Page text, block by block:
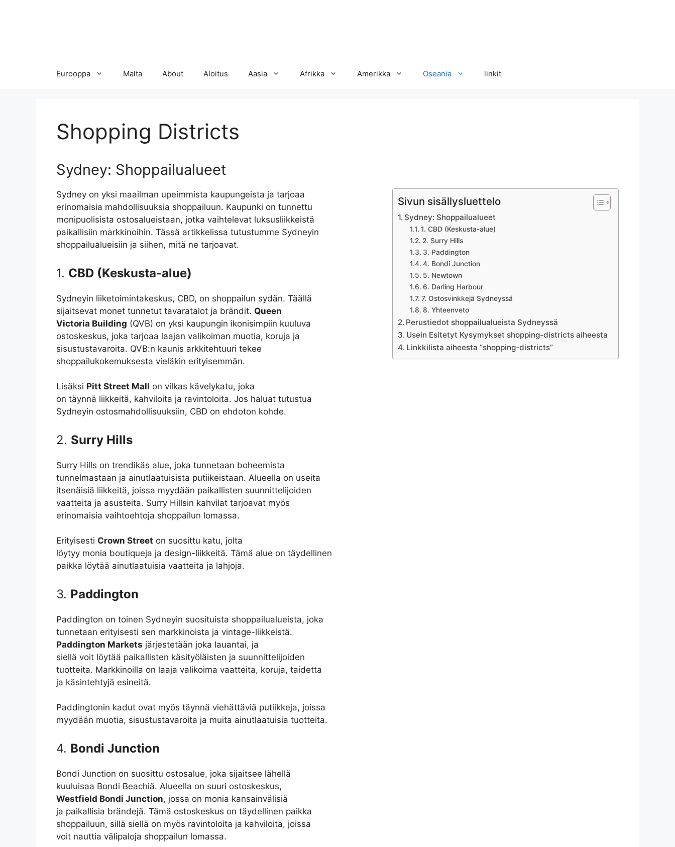
Eurooppa Malta About Aloitus Aasia Afrikka Amerikka Oseania linkit
Shopping Districts
Sydney: Shoppailualueet
Sivun sisällysluettelo
Sydney: Shoppailualueet
1. CBD (Keskusta-alue)
2. Surry Hills
3. Paddington
4. Bondi Junction
5. Newtown
6. Darling Harbour
7. Ostosvinkkejä Sydneyssä
8. Yhteenveto
Perustiedot shoppailualueista Sydneyssä
Usein Esitetyt Kysymykset shopping-districts aiheesta
Linkkilista aiheesta “shopping-districts”
Sydney on yksi maailman upeimmista kaupungeista ja tarjoaa
erinomaisia mahdollisuuksia shoppailuun. Kaupunki on tunnettu
monipuolisista ostosalueistaan, jotka vaihtelevat luksusliikkeistä
paikallisiin markkinoihin. Tässä artikkelissa tutustumme Sydneyin
shoppailualueisiin ja siihen, mitä ne tarjoavat.
1. CBD (Keskusta-alue)
Sydneyin liiketoimintakeskus, CBD, on shoppailun sydän. Täällä
sijaitsevat monet tunnetut tavaratalot ja brändit. Queen
Victoria Building (QVB) on yksi kaupungin ikonisimpiin kuuluva
ostoskeskus, joka tarjoaa laajan valikoiman muotia, koruja ja
sisustustavaroita. QVB:n kaunis arkkitehtuuri tekee
shoppailukokemuksesta vieläkin erityisemmän.
Lisäksi Pitt Street Mall on vilkas kävelykatu, joka
on täynnä liikkeitä, kahviloita ja ravintoloita. Jos haluat tutustua
Sydneyin ostosmahdollisuuksiin, CBD on ehdoton kohde.
2. Surry Hills
Surry Hills on trendikäs alue, joka tunnetaan boheemista
tunnelmastaan ja ainutlaatuisista putiikeistaan. Alueella on useita
itsenäisiä liikkeitä, joissa myydään paikallisten suunnittelijoiden
vaatteita ja asusteita. Surry Hillsin kahvilat tarjoavat myös
erinomaisia vaihtoehtoja shoppailun lomassa.
Erityisesti Crown Street on suosittu katu, jolta
löytyy monia boutiqueja ja design-liikkeitä. Tämä alue on täydellinen
paikka löytää ainutlaatuisia vaatteita ja lahjoja.
3. Paddington
Paddington on toinen Sydneyin suosituista shoppailualueista, joka
tunnetaan erityisesti sen markkinoista ja vintage-liikkeistä.
Paddington Markets järjestetään joka lauantai, ja
siellä voit löytää paikallisten käsityöläisten ja suunnittelijoiden
tuotteita. Markkinoilla on laaja valikoima vaatteita, koruja, taidetta
ja käsintehtyjä esineitä.
Paddingtonin kadut ovat myös täynnä viehättäviä putiikkeja, joissa
myydään muotia, sisustustavaroita ja muita ainutlaatuisia tuotteita.
4. Bondi Junction
Bondi Junction on suosittu ostosalue, joka sijaitsee lähellä
kuuluisaa Bondi Beachiä. Alueella on suuri ostoskeskus,
Westfield Bondi Junction, jossa on monia kansainvälisiä
ja paikallisia brändejä. Tämä ostoskeskus on täydellinen paikka
shoppailuun, sillä siellä on myös ravintoloita ja kahviloita, joissa
voit nauttia välipaloja shoppailun lomassa.